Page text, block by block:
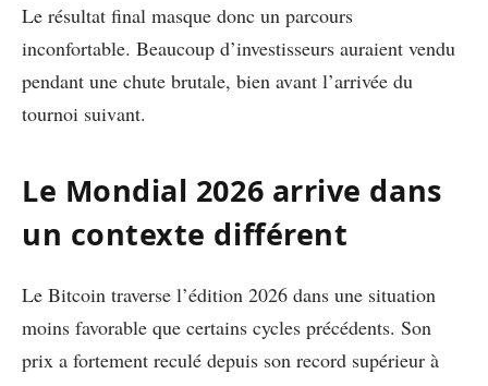
Le résultat final masque donc un parcours
inconfortable. Beaucoup d’investisseurs auraient vendu
pendant une chute brutale, bien avant l’arrivée du
tournoi suivant.
Le Mondial 2026 arrive dans
un contexte différent
Le Bitcoin traverse l’édition 2026 dans une situation
moins favorable que certains cycles précédents. Son
prix a fortement reculé depuis son record supérieur à